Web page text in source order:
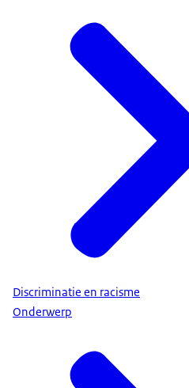
Discriminatie en racisme
Onderwerp